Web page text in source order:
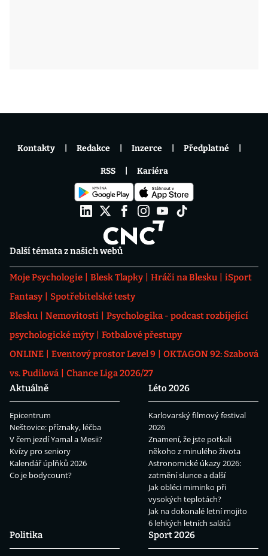
Další témata z našich webů
Moje Psychologie Blesk Tlapky Hráči na Blesku
iSport
Fantasy
Spotřebitelské testy
Blesku
Nemovitosti
Psychologika - podcast rozbíjející
psychologické mýty
Fotbalové přestupy
ONLINE
Eventový prostor Level 9
OKTAGON 92: Szabová
vs. Pudilová
Chance Liga 2026/27
Aktuálně
Epicentrum
Neštovice: příznaky, léčba
V čem jezdí Yamal a Mesii?
Kvízy pro seniory
Kalendář úplňků 2026
Co je bodycount?
Léto 2026
Karlovarský filmový festival
2026
Znamení, že jste potkali
někoho z minulého života
Astronomické úkazy 2026:
zatmění slunce a další
Jak obléci miminko při
vysokých teplotách?
Jak na dokonalé letní mojito
6 lehkých letních salátů
Politika
Sport 2026
Kontakty Redakce Inzerce Předplatné
RSS Kariéra